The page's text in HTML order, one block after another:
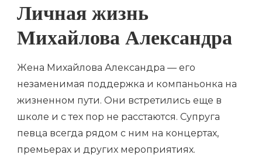
Личная жизнь
Михайлова Александра
Жена Михайлова Александра — его
незаменимая поддержка и компаньонка на
жизненном пути. Они встретились еще в
школе и с тех пор не расстаются. Супруга
певца всегда рядом с ним на концертах,
премьерах и других мероприятиях.